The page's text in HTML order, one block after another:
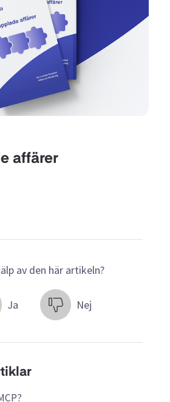
affärer
av den här artikeln?
Ja Nej